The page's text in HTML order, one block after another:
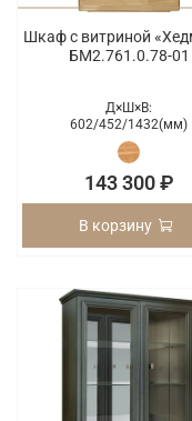
Шкаф с витриной
БМ2.761.0.78-01
Д×Ш×В:
602/452/1432(мм)
143 300 ₽
В корзину